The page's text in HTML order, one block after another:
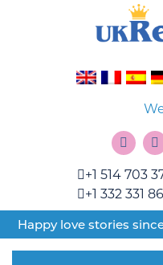
+1 514 703
+1 332 331
Happy love stories